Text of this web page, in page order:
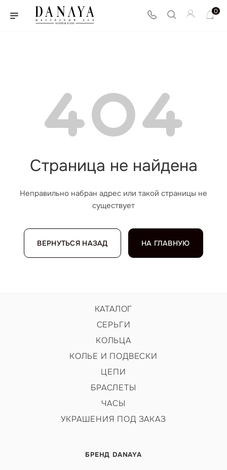
0
Страница не найдена
Неправильно набран адрес или такой страницы не
существует
ВЕРНУТЬСЯ НАЗАД НА ГЛАВНУЮ
КАТАЛОГ
СЕРЬГИ
КОЛЬЦА
КОЛЬЕ И ПОДВЕСКИ
ЦЕПИ
БРАСЛЕТЫ
ЧАСЫ
УКРАШЕНИЯ ПОД ЗАКАЗ
БРЕНД DANAYA